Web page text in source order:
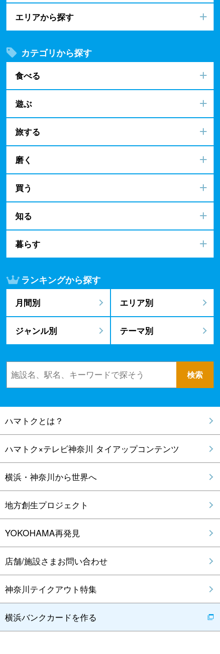
エリアから探す
カテゴリから探す
食べる
遊ぶ
旅する
磨く
買う
知る
暮らす
ランキングから探す
月間別 エリア別
ジャンル別 テーマ別
ハマトクとは？
ハマトク×テレビ神奈川 タイアップコンテンツ
横浜・神奈川から世界へ
地方創生プロジェクト
YOKOHAMA再発見
店舗/施設さまお問い合わせ
神奈川テイクアウト特集
横浜バンクカードを作る